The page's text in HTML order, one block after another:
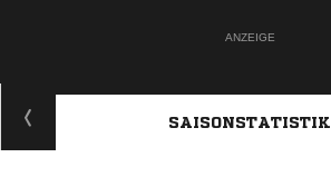
ANZEIGE
SAISONSTATISTIK